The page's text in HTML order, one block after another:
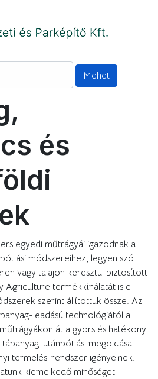
és
egyedi műtrágyái igazodnak a
módszereihez, legyen szó
vagy talajon keresztül biztosított
Agriculture termékkínálatát is e
szerint állítottuk össze. Az
leadású technológiától a
át a gyors és hatékony
utánpótlási megoldásai
termelési rendszer igényeinek.
kiemelkedő minőséget